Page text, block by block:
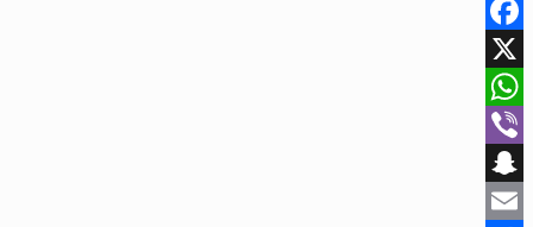
Facebook
X
WhatsApp
Viber
Snapchat